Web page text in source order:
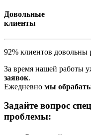
Довольные
клиенты
92% клиентов довольны
За время нашей работы
заявок.
Ежедневно мы
Задайте вопрос
проблемы: